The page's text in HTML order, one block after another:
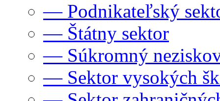
— Podnikateľský
— Štátny sektor
— Súkromný
— Sektor vysokých